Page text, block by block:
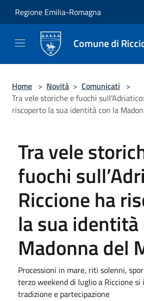
Regione Emilia-Romagna
Comune di
Home > Novità > Comunicati >
Tra vele storiche e fuochi
riscoperto la sua identità con la
Tra vele
fuochi
Riccione ha
la sua identità
Madonna del
Processioni in mare, riti solenni,
terzo weekend di luglio a Riccione
tradizione e partecipazione